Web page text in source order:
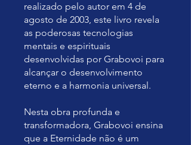
realizado pelo autor em 4 de
agosto de 2003, este livro revela
as poderosas tecnologias
mentais e espirituais
desenvolvidas por Grabovoi para
alcançar o desenvolvimento
eterno e a harmonia universal.
Nesta obra profunda e
transformadora, Grabovoi ensina
que a Eternidade não é um